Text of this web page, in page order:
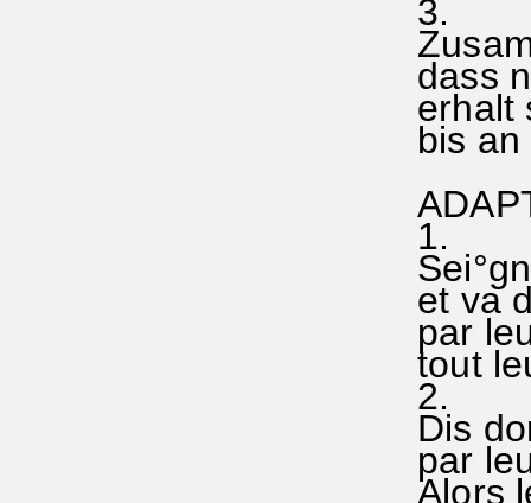
3.
dass
erhalt
bis
1.
et va
par
tout
2.
Dis
par
Alors